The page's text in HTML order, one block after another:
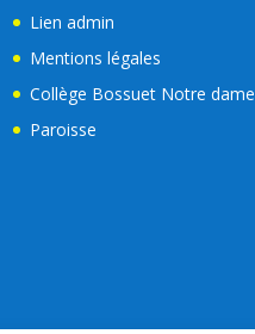
Lien admin
Mentions légales
Collège Bossuet Notre dame
Paroisse